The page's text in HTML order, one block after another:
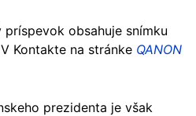
obsahuje snímku
Kontakte na stránke QANON
prezidenta je však